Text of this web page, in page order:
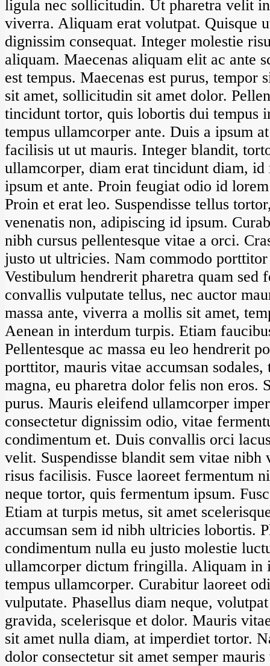
ligula nec sollicitudin. Ut pharetra velit
viverra. Aliquam erat volutpat. Quisque
dignissim consequat. Integer molestie
aliquam. Maecenas aliquam elit ac ante
est tempus. Maecenas est purus, tempor
sit amet, sollicitudin sit amet dolor.
tincidunt tortor, quis lobortis dui tempus
tempus ullamcorper ante. Duis a ipsum
facilisis ut ut mauris. Integer blandit,
ullamcorper, diam erat tincidunt diam, id
ipsum et ante. Proin feugiat odio id
Proin et erat leo. Suspendisse tellus
venenatis non, adipiscing id ipsum.
nibh cursus pellentesque vitae a orci.
justo ut ultricies. Nam commodo
Vestibulum hendrerit pharetra quam sed
convallis vulputate tellus, nec auctor
massa ante, viverra a mollis sit amet,
Aenean in interdum turpis. Etiam
Pellentesque ac massa eu leo hendrerit
porttitor, mauris vitae accumsan
magna, eu pharetra dolor felis non eros.
purus. Mauris eleifend ullamcorper
consectetur dignissim odio, vitae
condimentum et. Duis convallis orci
velit. Suspendisse blandit sem vitae nibh
risus facilisis. Fusce laoreet fermentum
neque tortor, quis fermentum ipsum.
Etiam at turpis metus, sit amet
accumsan sem id nibh ultricies lobortis.
condimentum nulla eu justo molestie
ullamcorper dictum fringilla. Aliquam in
tempus ullamcorper. Curabitur laoreet
vulputate. Phasellus diam neque,
gravida, scelerisque et dolor. Mauris
sit amet nulla diam, at imperdiet tortor.
dolor consectetur sit amet semper mauris